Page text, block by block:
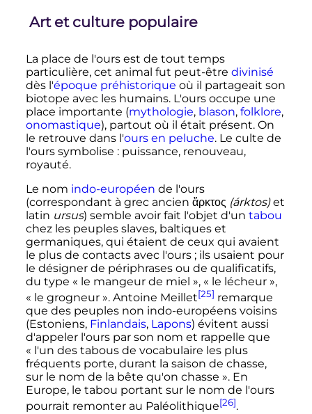
Art et culture populaire
La place de l'ours est de tout temps
particulière, cet animal fut peut-être divinisé
dès l'époque préhistorique où il partageait son
biotope avec les humains. L'ours occupe une
place importante (mythologie, blason, folklore,
onomastique), partout où il était présent. On
le retrouve dans l'ours en peluche. Le culte de
l'ours symbolise : puissance, renouveau,
royauté.
Le nom indo-européen de l'ours
(correspondant à grec ancien ἄρκτος (árktos)et
latin ursus) semble avoir fait l'objet d'un tabou
chez les peuples slaves, baltiques et
germaniques, qui étaient de ceux qui avaient
le plus de contacts avec l'ours ; ils usaient pour
le désigner de périphrases ou de qualificatifs,
du type « le mangeur de miel », « le lécheur »,
« le grogneur ». Antoine Meillet[25] remarque
que des peuples non indo-européens voisins
(Estoniens, Finlandais, Lapons) évitent aussi
d'appeler l'ours par son nom et rappelle que
« l'un des tabous de vocabulaire les plus
fréquents porte, durant la saison de chasse,
sur le nom de la bête qu'on chasse ». En
Europe, le tabou portant sur le nom de l'ours
pourrait remonter au Paléolithique[26].